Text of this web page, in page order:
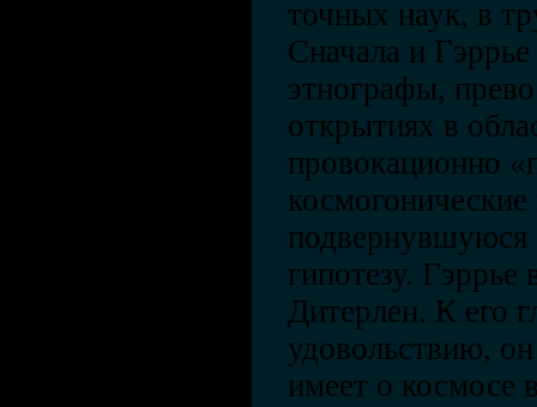
точных наук, в
Сначала и
этнографы,
открытиях в
провокационно
подвернувшуюся
гипотезу.
Дитерлен. К его
удовольствию,
имеет о космосе